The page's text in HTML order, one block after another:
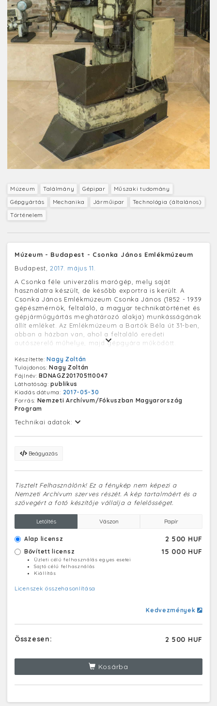
Múzeum Találmány Gépipar
Műszaki tudomány
Gépgyártás
Mechanika Járműipar
Technológia (általános)
Történelem
Múzeum - Budapest - Csonka János Emlékmúzeum
Budapest, 2017. május 11.
A Csonka féle univerzális marógép, mely saját
használatra készült, de később exportra is került. A
Csonka János Emlékmúzeum Csonka János (1852 - 1939
gépészmérnök, feltaláló, a magyar technikatörténet és
gépjárműgyártás meghatározó alakja) munkásságának
állít emléket. Az Emlékmúzeum a Bartók Béla út 31-ben,
abban a házban van, ahol a feltaláló eredeti
autószerelő műhelye, majd gépgyára működött.
Készítette:Nagy Zoltán
Tulajdonos:Nagy Zoltán
Fájlnév:BDNAGZ201705110047
Láthatóság:publikus
Kiadás dátuma: 2017-05-30
Forrás: Nemzeti Archívum/Fókuszban Magyarország
Program
Technikai adatok:
Beágyazás
Tisztelt Felhasználónk! Ez a fénykép nem képezi a
Nemzeti Archívum szerves részét. A kép tartalmáért és a
szövegért a fotó készítője vállalja a felelősséget.
Letöltés Vászon Papír
Alap licensz 2 500 HUF
Bővített licensz 15 000 HUF
Üzleti célú felhasználás egyes esetei
Sajtó célú felhasználás
Kiállítás
Licenszek összehasonlítása
Kedvezmények
Összesen: 2 500 HUF
Kosárba